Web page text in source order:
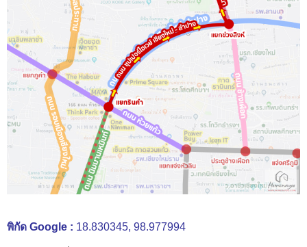
พิกัด Google : 18.830345, 98.977994